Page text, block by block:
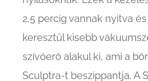
2,5 percig vannak nyitva
keresztül kisebb
szívóerő alakul ki, ami a
Sculptra-t beszippantja. A